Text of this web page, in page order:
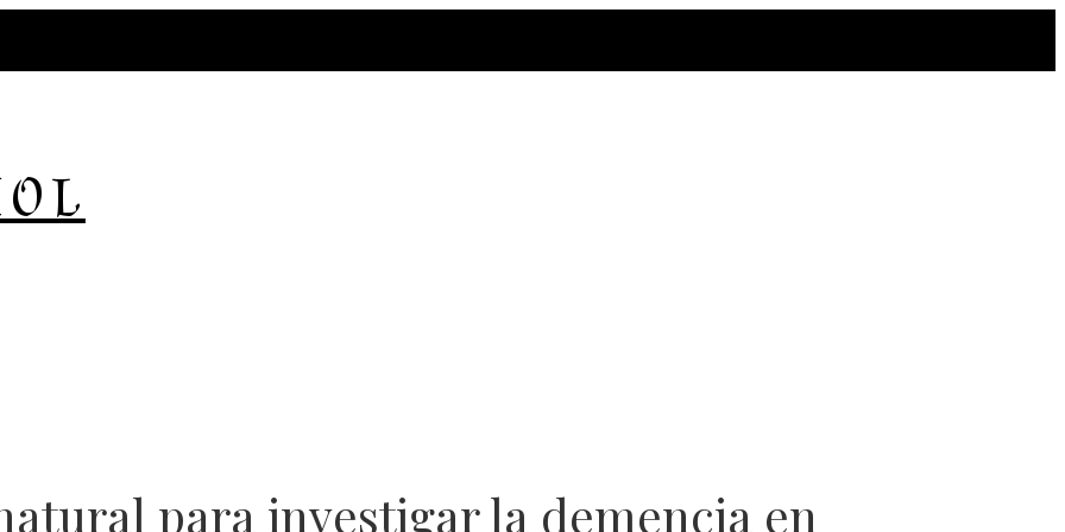
para investigar la demencia en